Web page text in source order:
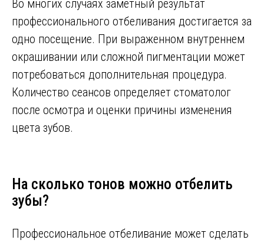
Во многих случаях заметный результат
профессионального отбеливания достигается за
одно посещение. При выраженном внутреннем
окрашивании или сложной пигментации может
потребоваться дополнительная процедура.
Количество сеансов определяет стоматолог
после осмотра и оценки причины изменения
цвета зубов.
На сколько тонов можно отбелить
зубы?
Профессиональное отбеливание может сделать